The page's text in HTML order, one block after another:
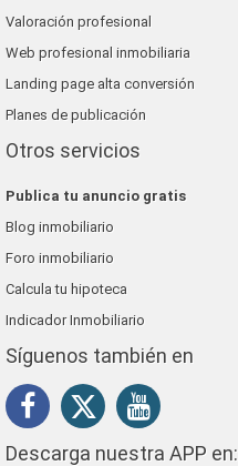
Valoración profesional
Web profesional inmobiliaria
Landing page alta conversión
Planes de publicación
Otros servicios
Publica tu anuncio gratis
Blog inmobiliario
Foro inmobiliario
Calcula tu hipoteca
Indicador Inmobiliario
Síguenos también en
Descarga nuestra APP en: